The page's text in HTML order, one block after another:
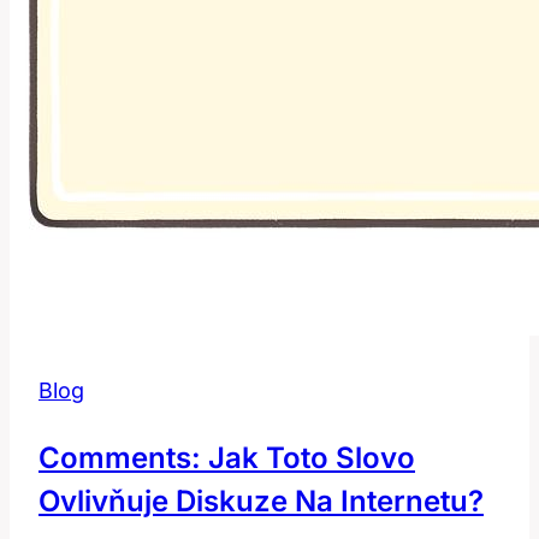
Blog
Comments: Jak Toto Slovo
Ovlivňuje Diskuze Na Internetu?